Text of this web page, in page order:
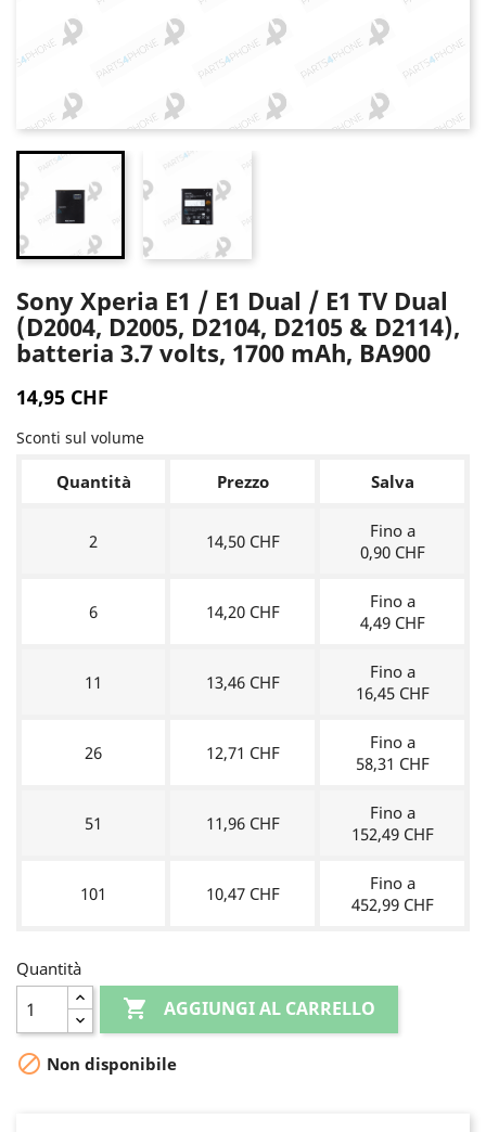
Sony Xperia E1 / E1 Dual / E1 TV Dual
(D2004, D2005, D2104, D2105 & D2114),
batteria 3.7 volts, 1700 mAh, BA900
14,95 CHF
Sconti sul volume
Quantità Prezzo Salva
2 14,50 CHF
Fino a
0,90 CHF
6 14,20 CHF
Fino a
4,49 CHF
11 13,46 CHF
Fino a
16,45 CHF
26 12,71 CHF
Fino a
58,31 CHF
51 11,96 CHF
Fino a
152,49 CHF
101 10,47 CHF
Fino a
452,99 CHF
Quantità
 AGGIUNGI AL CARRELLO
 Non disponibile